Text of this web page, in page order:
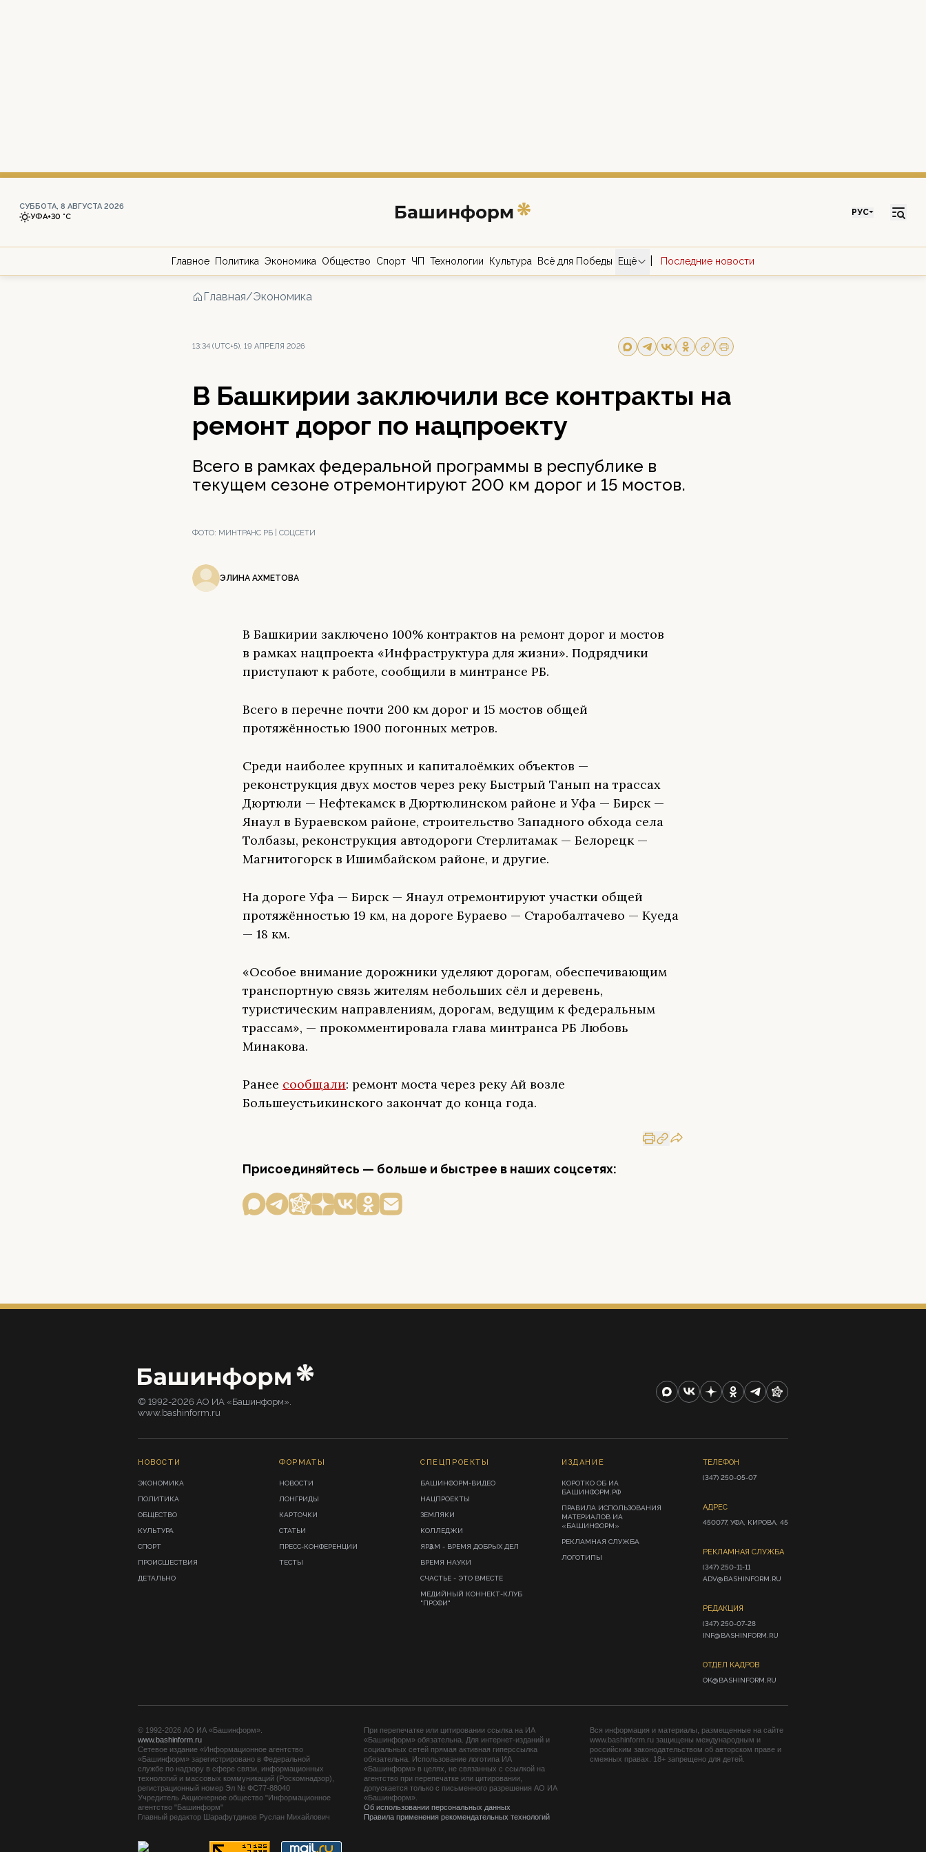
СУББОТА, 8 АВГУСТА 2026
УФА+30 °С РУС
Главное Политика Экономика Общество Спорт ЧП Технологии Культура Всё для Победы Ещё Последние новости
Главная/Экономика
13:34 (UTC+5), 19 АПРЕЛЯ 2026
В Башкирии заключили все контракты на
ремонт дорог по нацпроекту
Всего в рамках федеральной программы в республике в
текущем сезоне отремонтируют 200 км дорог и 15 мостов.
ФОТО: МИНТРАНС РБ | СОЦСЕТИ
ЭЛИНА АХМЕТОВА
В Башкирии заключено 100% контрактов на ремонт дорог и мостов
в рамках нацпроекта «Инфраструктура для жизни». Подрядчики
приступают к работе, сообщили в минтрансе РБ.
Всего в перечне почти 200 км дорог и 15 мостов общей
протяжённостью 1900 погонных метров.
Среди наиболее крупных и капиталоёмких объектов —
реконструкция двух мостов через реку Быстрый Танып на трассах
Дюртюли — Нефтекамск в Дюртюлинском районе и Уфа — Бирск —
Янаул в Бураевском районе, строительство Западного обхода села
Толбазы, реконструкция автодороги Стерлитамак — Белорецк —
Магнитогорск в Ишимбайском районе, и другие.
На дороге Уфа — Бирск — Янаул отремонтируют участки общей
протяжённостью 19 км, на дороге Бураево — Старобалтачево — Куеда
— 18 км.
«Особое внимание дорожники уделяют дорогам, обеспечивающим
транспортную связь жителям небольших сёл и деревень,
туристическим направлениям, дорогам, ведущим к федеральным
трассам», — прокомментировала глава минтранса РБ Любовь
Минакова.
Ранее сообщали: ремонт моста через реку Ай возле
Большеустьикинского закончат до конца года.
Присоединяйтесь — больше и быстрее в наших соцсетях:
© 1992-2026 АО ИА «Башинформ».
www.bashinform.ru
НОВОСТИ
ЭКОНОМИКА
ПОЛИТИКА
ОБЩЕСТВО
КУЛЬТУРА
СПОРТ
ПРОИСШЕСТВИЯ
ДЕТАЛЬНО
ФОРМАТЫ
НОВОСТИ
ЛОНГРИДЫ
КАРТОЧКИ
СТАТЬИ
ПРЕСС-КОНФЕРЕНЦИИ
ТЕСТЫ
СПЕЦПРОЕКТЫ
БАШИНФОРМ-ВИДЕО
НАЦПРОЕКТЫ
ЗЕМЛЯКИ
КОЛЛЕДЖИ
ЯРҘАМ - ВРЕМЯ ДОБРЫХ ДЕЛ
ВРЕМЯ НАУКИ
СЧАСТЬЕ - ЭТО ВМЕСТЕ
МЕДИЙНЫЙ КОННЕКТ-КЛУБ
"ПРОФИ"
ИЗДАНИЕ
КОРОТКО ОБ ИА
БАШИНФОРМ.РФ
ПРАВИЛА ИСПОЛЬЗОВАНИЯ
МАТЕРИАЛОВ ИА
«БАШИНФОРМ»
РЕКЛАМНАЯ СЛУЖБА
ЛОГОТИПЫ
ТЕЛЕФОН
(347) 250-05-07
АДРЕС
450077, УФА, КИРОВА, 45
РЕКЛАМНАЯ СЛУЖБА
(347) 250-11-11
ADV@BASHINFORM.RU
РЕДАКЦИЯ
(347) 250-07-28
INF@BASHINFORM.RU
ОТДЕЛ КАДРОВ
OK@BASHINFORM.RU
© 1992-2026 АО ИА «Башинформ».
www.bashinform.ru
Сетевое издание «Информационное агентство
«Башинформ» зарегистрировано в Федеральной
службе по надзору в сфере связи, информационных
технологий и массовых коммуникаций (Роскомнадзор),
регистрационный номер Эл № ФС77-88040
Учредитель Акционерное общество "Информационное
агентство "Башинформ"
Главный редактор Шарафутдинов Руслан Михайлович
При перепечатке или цитировании ссылка на ИА
«Башинформ» обязательна. Для интернет-изданий и
социальных сетей прямая активная гиперссылка
обязательна. Использование логотипа ИА
«Башинформ» в целях, не связанных с ссылкой на
агентство при перепечатке или цитировании,
допускается только с письменного разрешения АО ИА
«Башинформ».
Об использовании персональных данных
Правила применения рекомендательных технологий
Вся информация и материалы, размещенные на сайте
www.bashinform.ru защищены международным и
российским законодательством об авторском праве и
смежных правах. 18+ запрещено для детей.